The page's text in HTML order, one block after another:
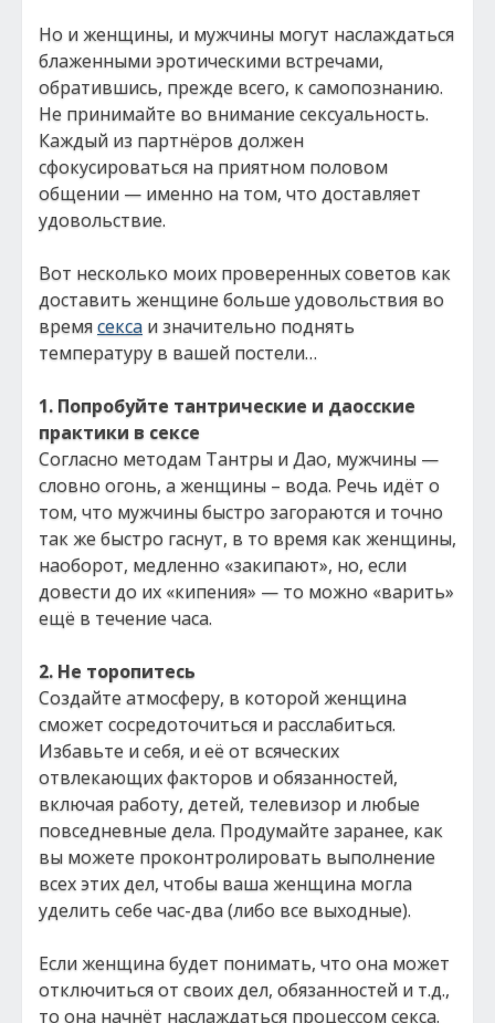
Но и женщины, и мужчины могут наслаждаться
блаженными эротическими встречами,
обратившись, прежде всего, к самопознанию.
Не принимайте во внимание сексуальность.
Каждый из партнёров должен
сфокусироваться на приятном половом
общении — именно на том, что доставляет
удовольствие.
Вот несколько моих проверенных советов как
доставить женщине больше удовольствия во
времясекса и значительно поднять
температуру в вашей постели…
1. Попробуйте тантрические и даосские
практики в сексе
Согласно методам Тантры и Дао, мужчины —
словно огонь, а женщины – вода. Речь идёт о
том, что мужчины быстро загораются и точно
так же быстро гаснут, в то время как женщины,
наоборот, медленно «закипают», но, если
довести до их «кипения» — то можно «варить»
ещё в течение часа.
2. Не торопитесь
Создайте атмосферу, в которой женщина
сможет сосредоточиться и расслабиться.
Избавьте и себя, и её от всяческих
отвлекающих факторов и обязанностей,
включая работу, детей, телевизор и любые
повседневные дела. Продумайте заранее, как
вы можете проконтролировать выполнение
всех этих дел, чтобы ваша женщина могла
уделить себе час-два (либо все выходные).
Если женщина будет понимать, что она может
отключиться от своих дел, обязанностей и т.д.,
то она начнёт наслаждаться процессом секса.